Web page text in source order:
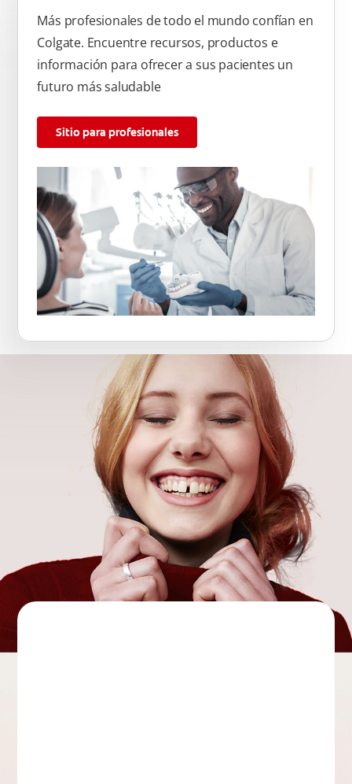
Más profesionales de todo el mundo confían en
Colgate. Encuentre recursos, productos e
información para ofrecer a sus pacientes un
futuro más saludable
Sitio para profesionales